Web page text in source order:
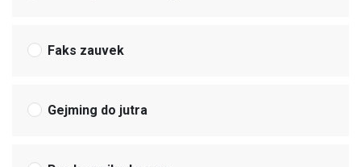
Faks zauvek
Gejming do jutra